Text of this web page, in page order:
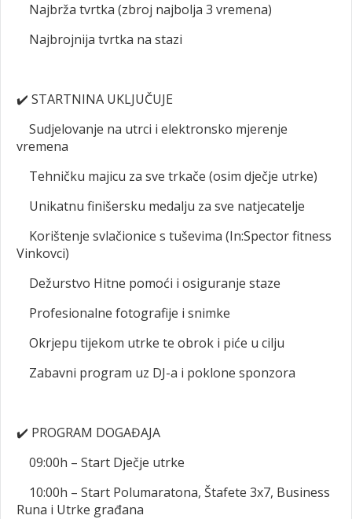
Najbrža tvrtka (zbroj najbolja 3 vremena)
Najbrojnija tvrtka na stazi
✔️ STARTNINA UKLJUČUJE
Sudjelovanje na utrci i elektronsko mjerenje
vremena
Tehničku majicu za sve trkače (osim dječje utrke)
Unikatnu finišersku medalju za sve natjecatelje
Korištenje svlačionice s tuševima (In:Spector fitness
Vinkovci)
Dežurstvo Hitne pomoći i osiguranje staze
Profesionalne fotografije i snimke
Okrjepu tijekom utrke te obrok i piće u cilju
Zabavni program uz DJ-a i poklone sponzora
✔️ PROGRAM DOGAĐAJA
09:00h – Start Dječje utrke
10:00h – Start Polumaratona, Štafete 3x7, Business
Runa i Utrke građana